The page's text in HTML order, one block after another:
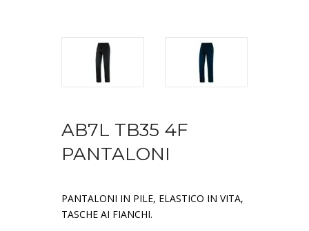
AB7L TB35 4F
PANTALONI
PANTALONI IN PILE, ELASTICO IN VITA,
TASCHE AI FIANCHI.